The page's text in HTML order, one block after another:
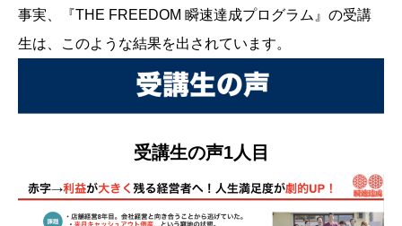
事実、『THE FREEDOM 瞬速達成プログラム』の受講
生は、このような結果を出されています。
受講生の声1人目